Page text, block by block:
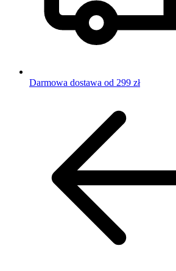
Darmowa dostawa od 299 zł